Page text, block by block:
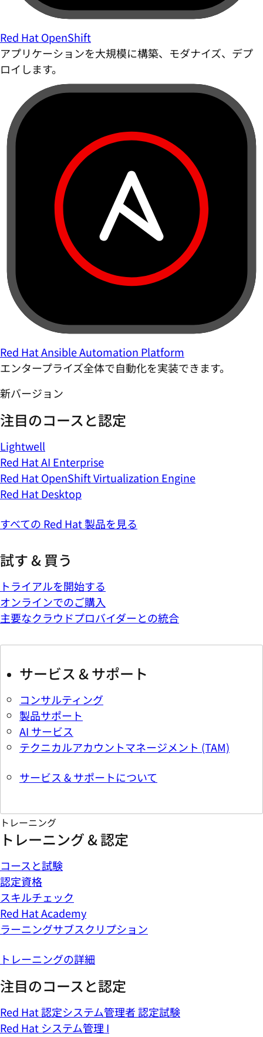
Red Hat OpenShift
アプリケーションを大規模に構築、モダナイズ、デプ
ロイします。
Red Hat Ansible Automation Platform
エンタープライズ全体で自動化を実装できます。
新バージョン
注目のコースと認定
Lightwell
Red Hat AI Enterprise
Red Hat OpenShift Virtualization Engine
Red Hat Desktop
すべての Red Hat 製品を見る
試す & 買う
トライアルを開始する
オンラインでのご購入
主要なクラウドプロバイダーとの統合
サービス & サポート
コンサルティング
製品サポート
AI サービス
テクニカルアカウントマネージメント (TAM)
サービス & サポートについて
トレーニング
トレーニング & 認定
コースと試験
認定資格
スキルチェック
Red Hat Academy
ラーニングサブスクリプション
トレーニングの詳細
注目のコースと認定
Red Hat 認定システム管理者 認定試験
Red Hat システム管理 I